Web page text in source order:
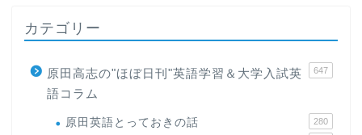
カテゴリー
原田高志の"ほぼ日刊"英語学習＆大学入試英
語コラム
647
原田英語とっておきの話 280